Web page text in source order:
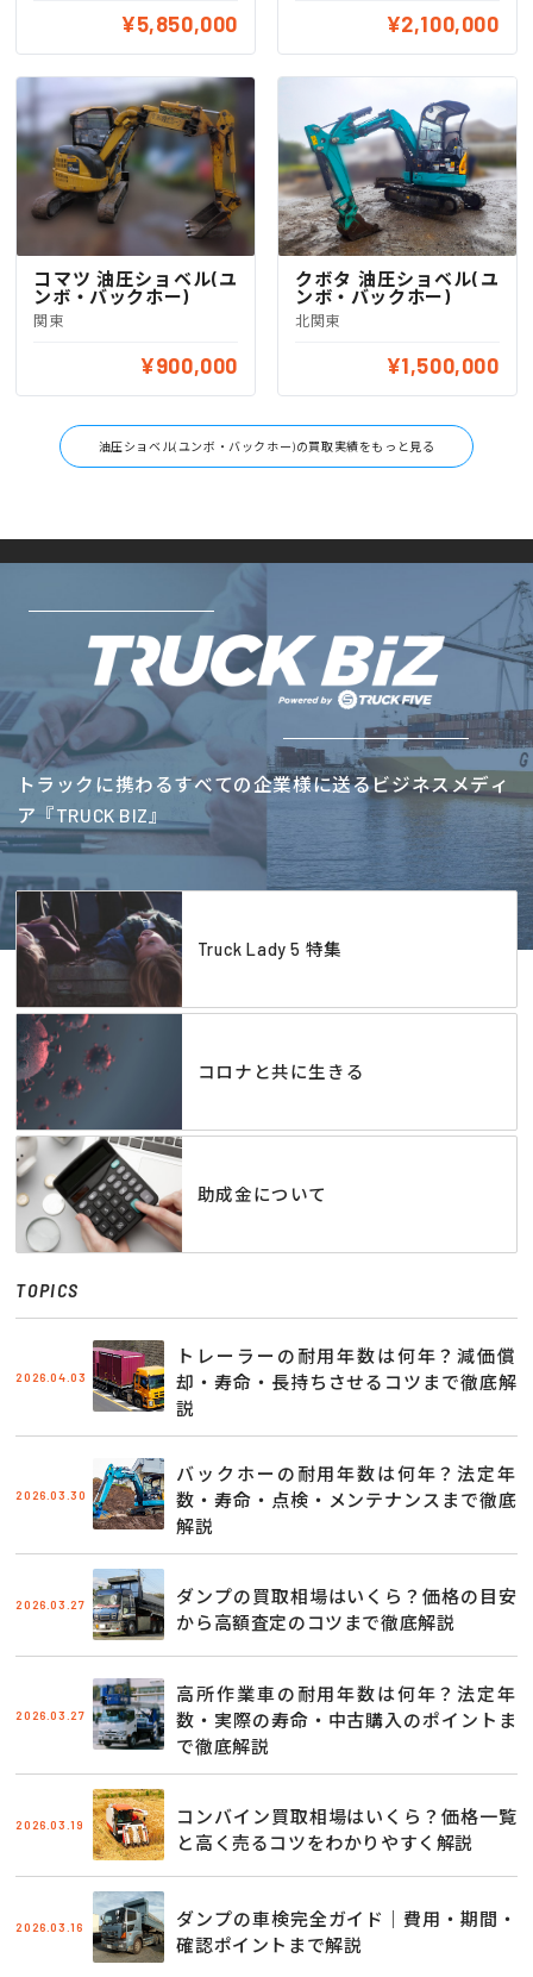
¥5,850,000 ¥2,100,000
コマツ 油圧ショベル(ユ
ンボ・バックホー)
関東
¥900,000
クボタ 油圧ショベル(ユ
ンボ・バックホー)
北関東
¥1,500,000
油圧ショベル(ユンボ・バックホー)の買取実績をもっと見る
トラックに携わるすべての企業様に送るビジネスメディ
ア『TRUCK BIZ』
Truck Lady 5 特集
コロナと共に生きる
助成金について
TOPICS
2026.04.03
トレーラーの耐用年数は何年？減価償
却・寿命・長持ちさせるコツまで徹底解
説
2026.03.30
バックホーの耐用年数は何年？法定年
数・寿命・点検・メンテナンスまで徹底
解説
2026.03.27
ダンプの買取相場はいくら？価格の目安
から高額査定のコツまで徹底解説
2026.03.27
高所作業車の耐用年数は何年？法定年
数・実際の寿命・中古購入のポイントま
で徹底解説
2026.03.19
コンバイン買取相場はいくら？価格一覧
と高く売るコツをわかりやすく解説
2026.03.16
ダンプの車検完全ガイド｜費用・期間・
確認ポイントまで解説